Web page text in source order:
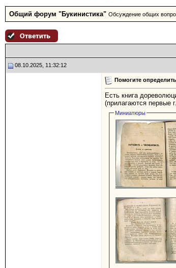
Общий форум "Букинистика" Обсуждение общих
08.10.2025, 11:32:12
Помогите
Есть книга
(прилагаются первые
Миниатюры